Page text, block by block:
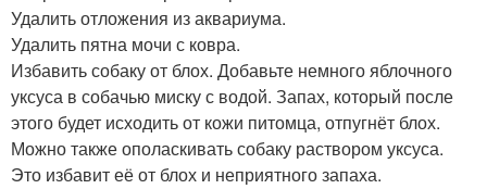
Удалить отложения из аквариума.
Удалить пятна мочи с ковра.
Избавить собаку от блох. Добавьте немного яблочного
уксуса в собачью миску с водой. Запах, который после
этого будет исходить от кожи питомца, отпугнёт блох.
Можно также ополаскивать собаку раствором уксуса.
Это избавит её от блох и неприятного запаха.